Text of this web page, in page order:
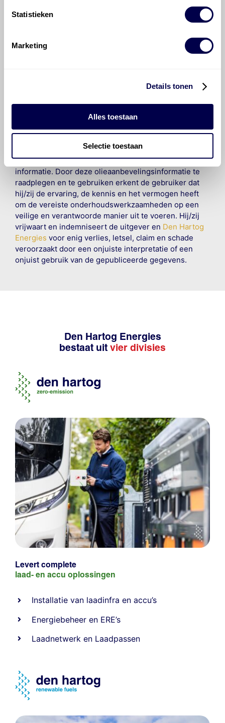
Statistieken
Marketing
Details tonen
Alles toestaan
Selectie toestaan
©Olyslager
andere manieren worden overgedragen zonder
Organisation B.V. Hoewel alles in het werk is gesteld
om ervoor te zorgen dat deze gegevens zo accuraat
en compleet mogelijk zijn, wordt geen
wettelijke verplichting bestaat, voor schade of verlies
veroorzaakt door fouten of omissies in de verstrekte
informatie. Door deze olieaanbevelingsinformatie te
raadplegen en te gebruiken erkent de gebruiker dat
hij/zij de ervaring, de kennis en het vermogen heeft
om de vereiste onderhoudswerkzaamheden op een
veilige en verantwoorde manier uit te voeren. Hij/zij
vrijwaart en indemniseert de uitgever en Den Hartog
Energies voor enig verlies, letsel, claim en schade
veroorzaakt door een onjuiste interpretatie of een
onjuist gebruik van de gepubliceerde gegevens.
Den Hartog Energies
bestaat uit vier divisies
Levert complete
laad- en accu oplossingen
Installatie van laadinfra en accu’s
Energiebeheer en ERE’s
Laadnetwerk en Laadpassen